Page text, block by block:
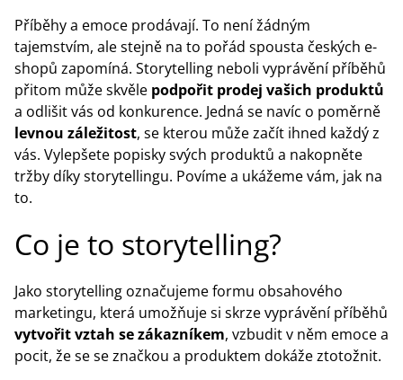
Příběhy a emoce prodávají. To není žádným
tajemstvím, ale stejně na to pořád spousta českých e-
shopů zapomíná. Storytelling neboli vyprávění příběhů
přitom může skvěle podpořit prodej vašich produktů
a odlišit vás od konkurence. Jedná se navíc o poměrně
levnou záležitost, se kterou může začít ihned každý z
vás. Vylepšete popisky svých produktů a nakopněte
tržby díky storytellingu. Povíme a ukážeme vám, jak na
to.
Co je to storytelling?
Jako storytelling označujeme formu obsahového
marketingu, která umožňuje si skrze vyprávění příběhů
vytvořit vztah se zákazníkem, vzbudit v něm emoce a
pocit, že se se značkou a produktem dokáže ztotožnit.